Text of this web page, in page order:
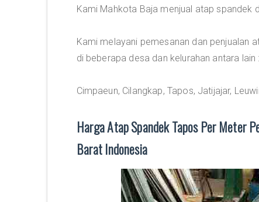
Kami Mahkota Baja menjual atap spandek
Kami melayani pemesanan dan penjualan
di beberapa desa dan kelurahan antara lain :
Cimpaeun, Cilangkap, Tapos, Jatijajar,
Harga Atap Spandek Tapos Per Meter
Barat Indonesia